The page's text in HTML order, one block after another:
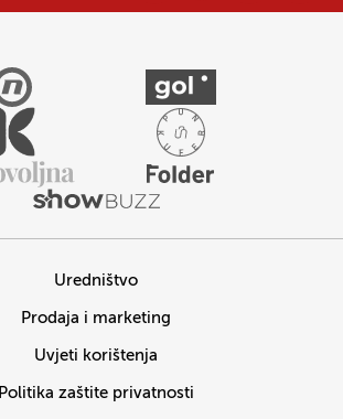
Uredništvo
Prodaja i marketing
Uvjeti korištenja
Politika zaštite privatnosti